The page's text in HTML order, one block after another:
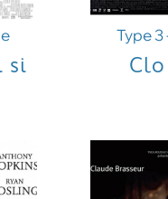
si
Type 3